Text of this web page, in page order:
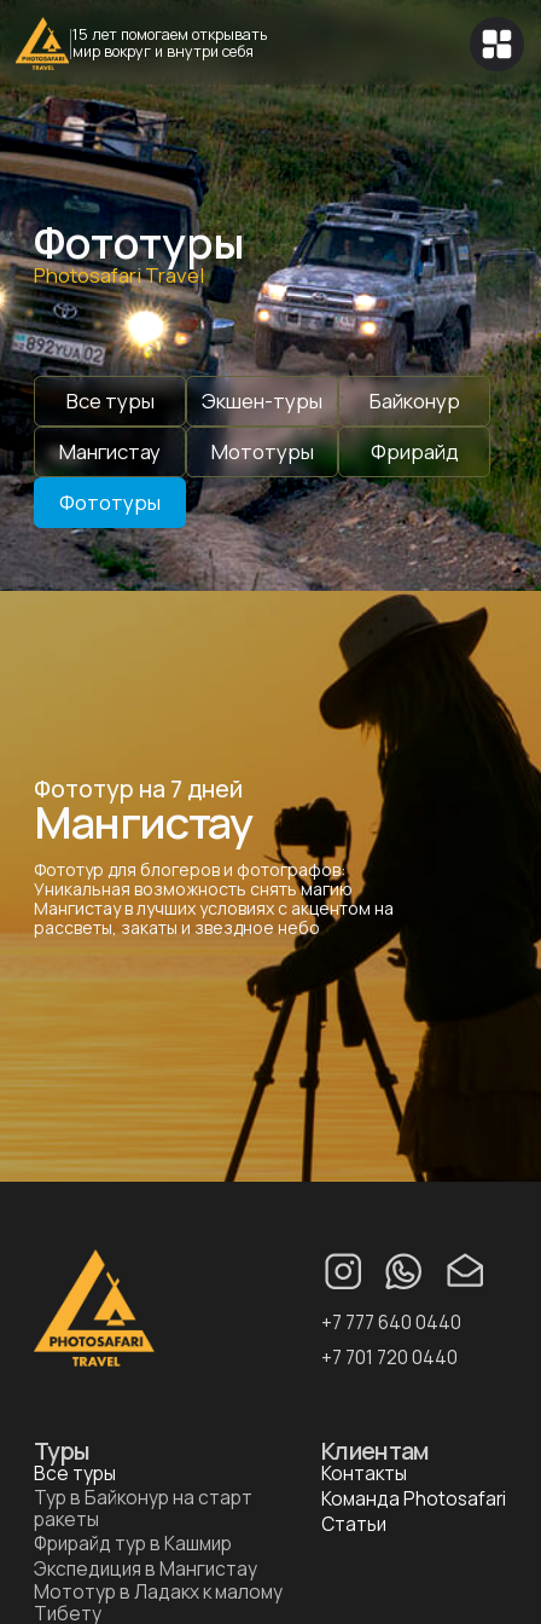
мир вокруг и внутри себя
Все туры Экшен-туры Байконур
Мангистау Мототуры Фрирайд
Фототуры
Фототуры
Photosafari Travel
Фототур на 7 дней
Мангистау
+7 777 640 0440
+7 701 720 0440
Клиентам
Контакты
Команда Photosafari
Статьи
© 2014— 2025 ИП «Photosafari-travel»
Лицензия
туроператора
Копирование материалов сайта разрешено только с
активной ссылкой на photosafari-travel.kz
Используя сайт, вы соглашаетесь с
соглашениеми использованием cookie.
Тур в Байконур на старт
ракеты
Фрирайд тур в Кашмир
Экспедиция в Мангистау
Мототур в Ладакх к малому
Тибету
Конный тур на Алтай к
Белухе